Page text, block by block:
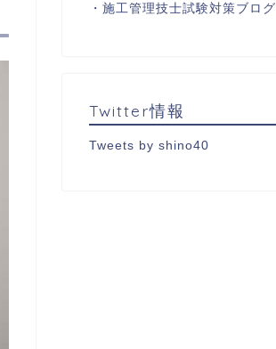
・ 施工管理技士試験対策ブログ
Twitter情報
Tweets by shino40